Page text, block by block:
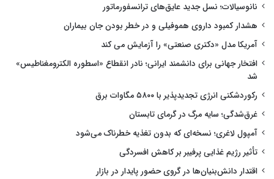
نانوسیالات؛ نسل جدید عایق‌های ترانسفورماتور
هشدار کمبود داروی هموفیلی و در خطر بودن جان بیماران
آمریکا مدل «دکتری صنعتی» را آزمایش می کند
افتخار جهانی برای دانشمند ایرانی؛ نادر انقطاع «اسطوره الکترومغناطیس»
شد
رکوردشکنی انرژی تجدیدپذیر با ۵۸۰۰ مگاوات برق
غرق‌شدگی؛ سایه مرگ در گرمای تابستان
آمپول لاغری؛ نسخه‌ای که بدون تغذیه خطرناک می‌شود
تأثیر رژیم غذایی پرفیبر بر کاهش افسردگی
اقتدار دانش‌بنیان‌ها در گروی حضور پایدار در بازار